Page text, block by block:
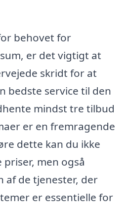
behovet for
er det vigtigt at
skridt for at
bedste service til den
mindst tre tilbud
er en fremragende
dette kan du ikke
men også
af de tjenester, der
er essentielle for